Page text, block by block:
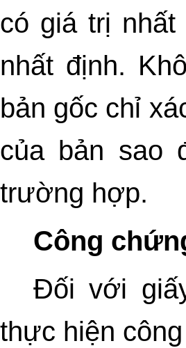
có giá trị
nhất định.
bản gốc chỉ
của bản sao
trường hợp.
Công
Đối với
thực hiện